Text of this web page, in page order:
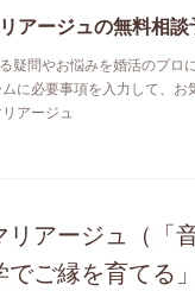
アージュの無料相
疑問やお悩みを婚活のプロ
に必要事項を入力して、お
アージュ
リアージュ（「
でご縁を育てる